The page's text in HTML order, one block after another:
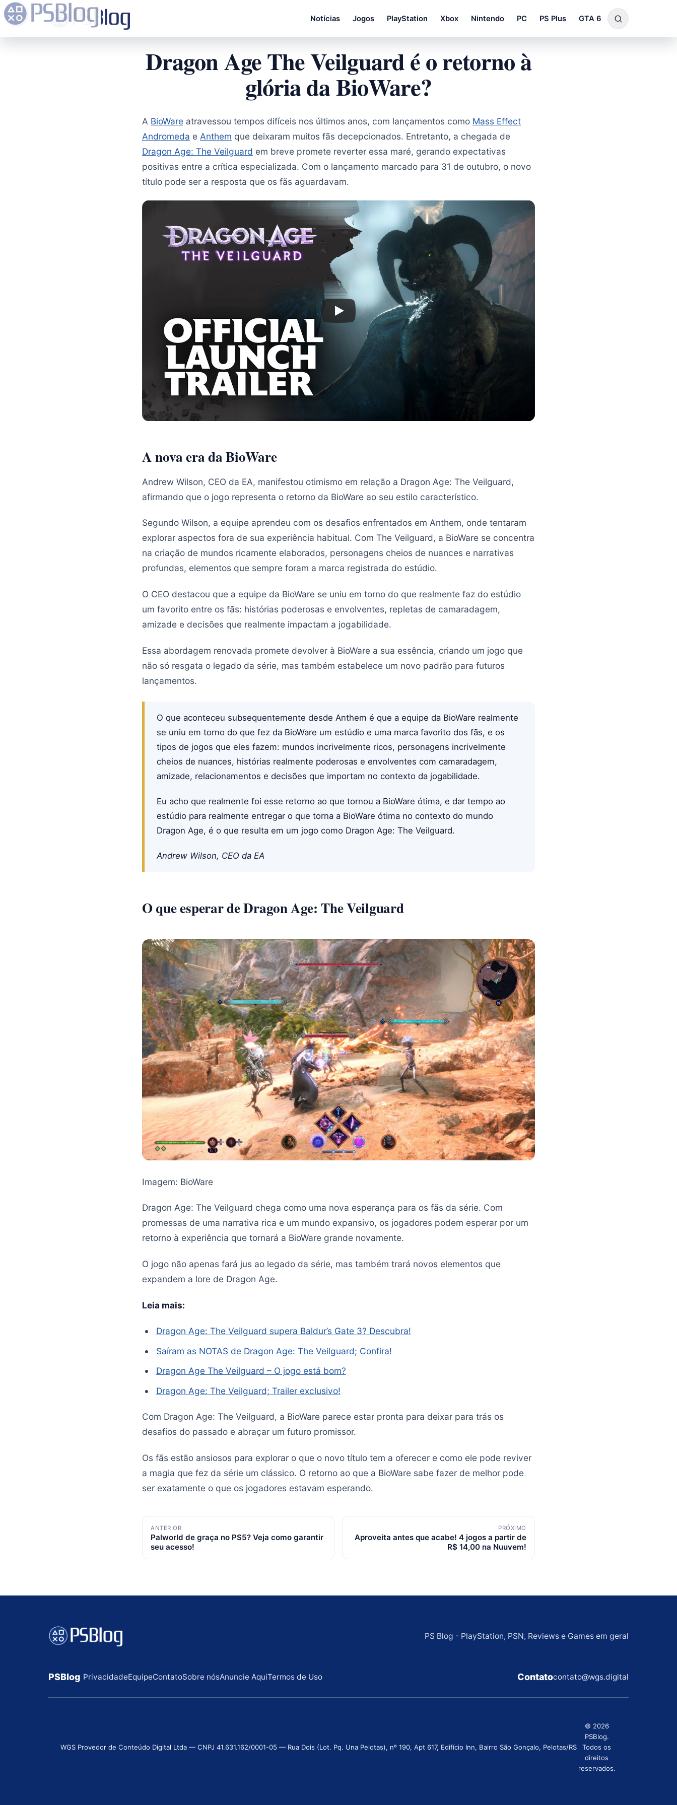
Notícias Jogos PlayStation Xbox Nintendo PC PS Plus GTA 6
Dragon Age The Veilguard é o retorno à
glória da BioWare?
A BioWare atravessou tempos difíceis nos últimos anos, com lançamentos como Mass Effect
Andromeda e Anthem que deixaram muitos fãs decepcionados. Entretanto, a chegada de
Dragon Age: The Veilguard em breve promete reverter essa maré, gerando expectativas
positivas entre a crítica especializada. Com o lançamento marcado para 31 de outubro, o novo
título pode ser a resposta que os fãs aguardavam.
A nova era da BioWare
Andrew Wilson, CEO da EA, manifestou otimismo em relação a Dragon Age: The Veilguard,
afirmando que o jogo representa o retorno da BioWare ao seu estilo característico.
Segundo Wilson, a equipe aprendeu com os desafios enfrentados em Anthem, onde tentaram
explorar aspectos fora de sua experiência habitual. Com The Veilguard, a BioWare se concentra
na criação de mundos ricamente elaborados, personagens cheios de nuances e narrativas
profundas, elementos que sempre foram a marca registrada do estúdio.
O CEO destacou que a equipe da BioWare se uniu em torno do que realmente faz do estúdio
um favorito entre os fãs: histórias poderosas e envolventes, repletas de camaradagem,
amizade e decisões que realmente impactam a jogabilidade.
Essa abordagem renovada promete devolver à BioWare a sua essência, criando um jogo que
não só resgata o legado da série, mas também estabelece um novo padrão para futuros
lançamentos.
O que aconteceu subsequentemente desde Anthem é que a equipe da BioWare realmente
se uniu em torno do que fez da BioWare um estúdio e uma marca favorito dos fãs, e os
tipos de jogos que eles fazem: mundos incrivelmente ricos, personagens incrivelmente
cheios de nuances, histórias realmente poderosas e envolventes com camaradagem,
amizade, relacionamentos e decisões que importam no contexto da jogabilidade.
Eu acho que realmente foi esse retorno ao que tornou a BioWare ótima, e dar tempo ao
estúdio para realmente entregar o que torna a BioWare ótima no contexto do mundo
Dragon Age, é o que resulta em um jogo como Dragon Age: The Veilguard.
Andrew Wilson, CEO da EA
O que esperar de Dragon Age: The Veilguard
Imagem: BioWare
Dragon Age: The Veilguard chega como uma nova esperança para os fãs da série. Com
promessas de uma narrativa rica e um mundo expansivo, os jogadores podem esperar por um
retorno à experiência que tornará a BioWare grande novamente.
O jogo não apenas fará jus ao legado da série, mas também trará novos elementos que
expandem a lore de Dragon Age.
Leia mais:
Dragon Age: The Veilguard supera Baldur’s Gate 3? Descubra!
Saíram as NOTAS de Dragon Age: The Veilguard; Confira!
Dragon Age The Veilguard – O jogo está bom?
Dragon Age: The Veilguard; Trailer exclusivo!
Com Dragon Age: The Veilguard, a BioWare parece estar pronta para deixar para trás os
desafios do passado e abraçar um futuro promissor.
Os fãs estão ansiosos para explorar o que o novo título tem a oferecer e como ele pode reviver
a magia que fez da série um clássico. O retorno ao que a BioWare sabe fazer de melhor pode
ser exatamente o que os jogadores estavam esperando.
Navegação
de
posts
ANTERIOR
Palworld de graça no PS5? Veja como garantir
seu acesso!
PRÓXIMO
Aproveita antes que acabe! 4 jogos a partir de
R$ 14,00 na Nuuvem!
PS Blog - PlayStation, PSN, Reviews e Games em geral
PSBlog PrivacidadeEquipeContatoSobre nósAnuncie AquiTermos de Uso Contatocontato@wgs.digital
WGS Provedor de Conteúdo Digital Ltda — CNPJ 41.631.162/0001-05 — Rua Dois (Lot. Pq. Una Pelotas), nº 190, Apt 617, Edifício Inn, Bairro São Gonçalo, Pelotas/RS
© 2026
PSBlog.
Todos os
direitos
reservados.